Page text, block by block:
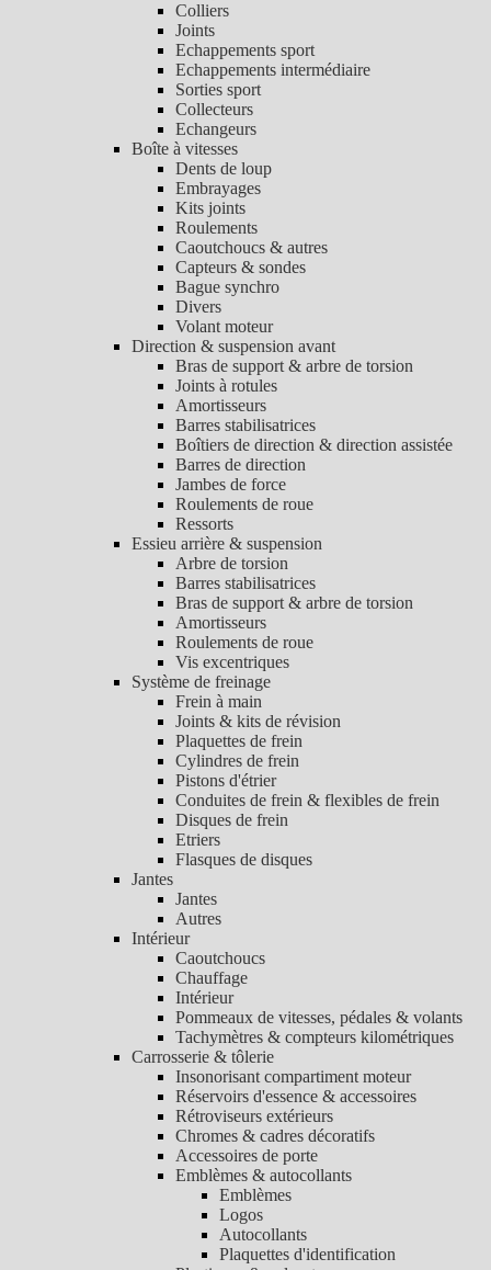
Colliers
Joints
Echappements sport
Echappements intermédiaire
Sorties sport
Collecteurs
Echangeurs
Boîte à vitesses
Dents de loup
Embrayages
Kits joints
Roulements
Caoutchoucs & autres
Capteurs & sondes
Bague synchro
Divers
Volant moteur
Direction & suspension avant
Bras de support & arbre de torsion
Joints à rotules
Amortisseurs
Barres stabilisatrices
Boîtiers de direction & direction assistée
Barres de direction
Jambes de force
Roulements de roue
Ressorts
Essieu arrière & suspension
Arbre de torsion
Barres stabilisatrices
Bras de support & arbre de torsion
Amortisseurs
Roulements de roue
Vis excentriques
Système de freinage
Frein à main
Joints & kits de révision
Plaquettes de frein
Cylindres de frein
Pistons d'étrier
Conduites de frein & flexibles de frein
Disques de frein
Etriers
Flasques de disques
Jantes
Jantes
Autres
Intérieur
Caoutchoucs
Chauffage
Intérieur
Pommeaux de vitesses, pédales & volants
Tachymètres & compteurs kilométriques
Carrosserie & tôlerie
Insonorisant compartiment moteur
Réservoirs d'essence & accessoires
Rétroviseurs extérieurs
Chromes & cadres décoratifs
Accessoires de porte
Emblèmes & autocollants
Emblèmes
Logos
Autocollants
Plaquettes d'identification